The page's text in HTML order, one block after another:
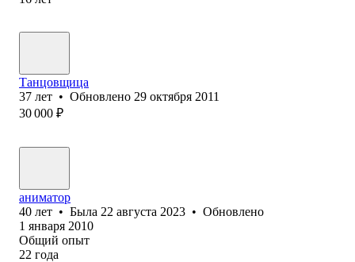
Танцовщица
37 лет • Обновлено 29 октября 2011
30 000 ₽
аниматор
40 лет • Была 22 августа 2023 • Обновлено
1 января 2010
Общий опыт
22 года